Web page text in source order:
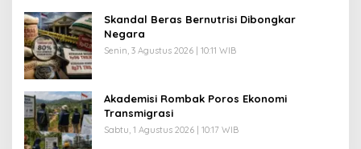
Skandal Beras Bernutrisi Dibongkar
Negara
Senin, 3 Agustus 2026 | 10:11 WIB
Akademisi Rombak Poros Ekonomi
Transmigrasi
Sabtu, 1 Agustus 2026 | 10:17 WIB